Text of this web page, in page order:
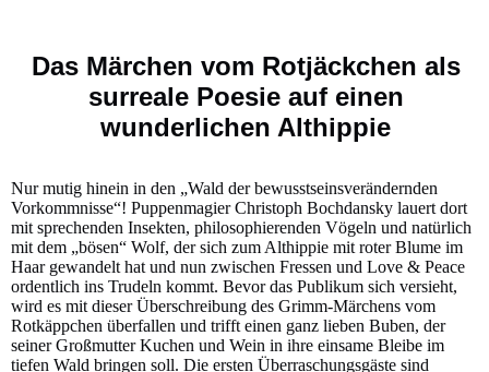
Das Märchen vom Rotjäckchen als
surreale Poesie auf einen
wunderlichen Althippie
Nur mutig hinein in den „Wald der bewusstseinsverändernden
Vorkommnisse“! Puppenmagier Christoph Bochdansky lauert dort
mit sprechenden Insekten, philosophierenden Vögeln und natürlich
mit dem „bösen“ Wolf, der sich zum Althippie mit roter Blume im
Haar gewandelt hat und nun zwischen Fressen und Love & Peace
ordentlich ins Trudeln kommt. Bevor das Publikum sich versieht,
wird es mit dieser Überschreibung des Grimm-Märchens vom
Rotkäppchen überfallen und trifft einen ganz lieben Buben, der
seiner Großmutter Kuchen und Wein in ihre einsame Bleibe im
tiefen Wald bringen soll. Die ersten Überraschungsgäste sind